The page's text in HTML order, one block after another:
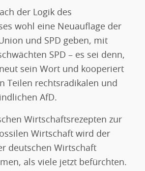
der Logik des
wohl eine Neuauflage der
und SPD geben, mit
SPD – es sei denn,
sein Wort und kooperiert
Teilen rechtsradikalen und
AfD.
Wirtschaftsrezepten zur
Wirtschaft wird der
deutschen Wirtschaft
als viele jetzt befürchten.